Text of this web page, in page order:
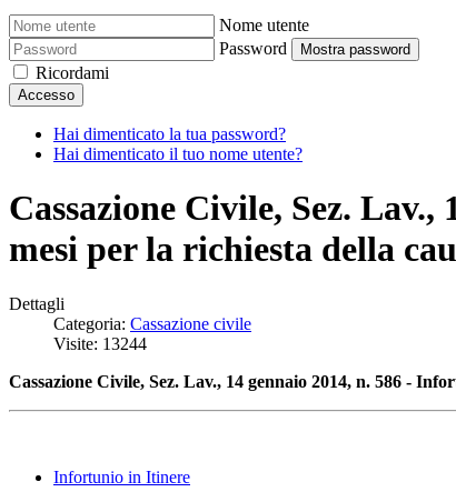
Nome utente
Password
Mostra password
Ricordami
Accesso
Hai dimenticato la tua password?
Hai dimenticato il tuo nome utente?
Cassazione Civile, Sez.
mesi per la richiesta della
Dettagli
Categoria: Cassazione civile
Visite: 13244
Cassazione Civile, Sez. Lav., 14 gennaio 2014, n. 586 -
Infortunio in Itinere